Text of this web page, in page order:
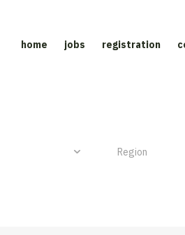
home jobs registration